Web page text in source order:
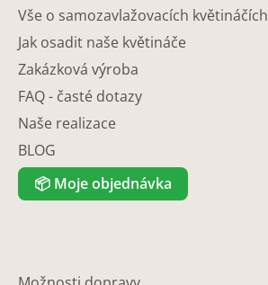
Vše o samozavlažovacích květináčích
Jak osadit naše květináče
Zakázková výroba
FAQ - časté dotazy
Naše realizace
BLOG
📦 Moje objednávka